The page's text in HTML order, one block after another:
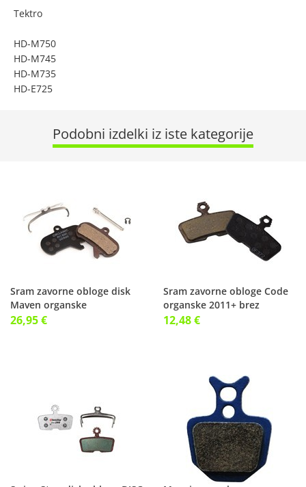
Tektro
HD-M750
HD-M745
HD-M735
HD-E725
Podobni izdelki iz iste kategorije
Sram zavorne obloge disk
Maven organske
26,95 €
Sram zavorne obloge Code
organske 2011+ brez
embalaže/vzmeti
12,48 €